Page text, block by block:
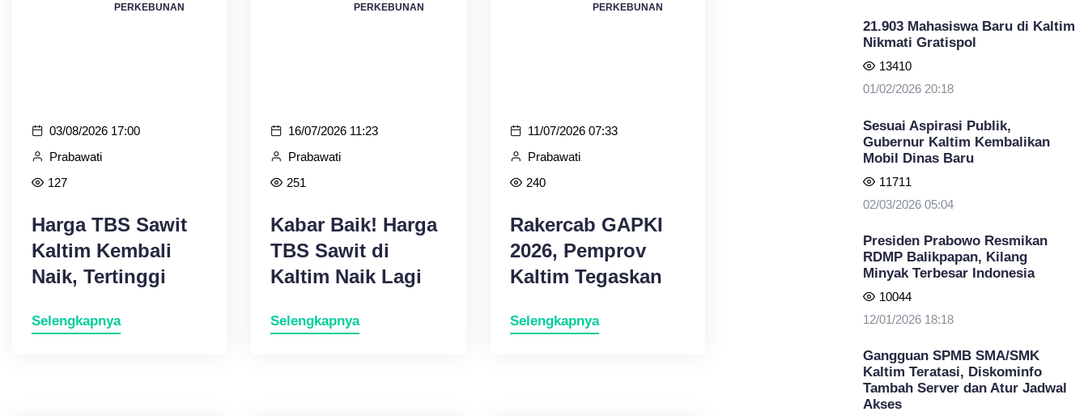
PERKEBUNAN
03/08/2026 17:00
Prabawati
127
Harga TBS Sawit
Kaltim Kembali
Naik, Tertinggi
per Kilogram
Selengkapnya
PERKEBUNAN
16/07/2026 11:23
Prabawati
251
Kabar Baik! Harga
TBS Sawit di
Kaltim Naik Lagi
Selengkapnya
PERKEBUNAN
11/07/2026 07:33
Prabawati
240
Rakercab GAPKI
2026, Pemprov
Kaltim Tegaskan
Industri Sawit
Selengkapnya
21.903 Mahasiswa Baru di Kaltim
Nikmati Gratispol
13410
01/02/2026 20:18
Sesuai Aspirasi Publik,
Gubernur Kaltim Kembalikan
Mobil Dinas Baru
11711
02/03/2026 05:04
Presiden Prabowo Resmikan
RDMP Balikpapan, Kilang
Minyak Terbesar Indonesia
10044
12/01/2026 18:18
Gangguan SPMB SMA/SMK
Kaltim Teratasi, Diskominfo
Tambah Server dan Atur Jadwal
Akses